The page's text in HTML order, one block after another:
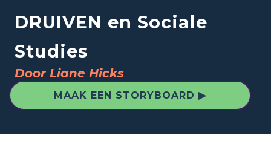
DRUIVEN en Sociale
Studies
Door Liane Hicks
MAAK EEN STORYBOARD ▶